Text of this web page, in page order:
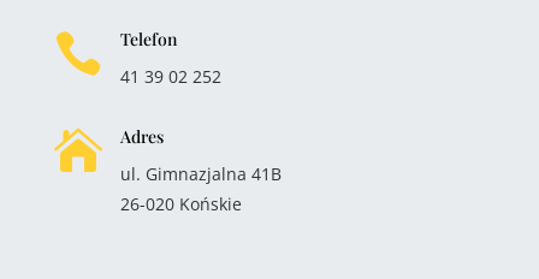

Telefon
41 39 02 252

Adres
ul. Gimnazjalna 41B
26-020 Końskie